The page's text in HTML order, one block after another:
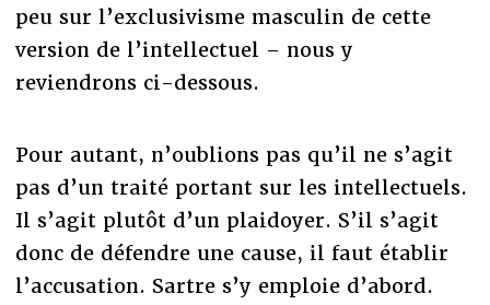
peu sur l’exclusivisme masculin de cette
version de l’intellectuel – nous y
reviendrons ci-dessous.
Pour autant, n’oublions pas qu’il ne s’agit
pas d’un traité portant sur les intellectuels.
Il s’agit plutôt d’un plaidoyer. S’il s’agit
donc de défendre une cause, il faut établir
l’accusation. Sartre s’y emploie d’abord.